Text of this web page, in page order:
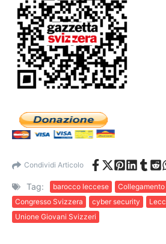
Condividi Articolo
Tag: barocco leccese
Congresso Svizzera
cyber security
Unione Giovani Svizzeri